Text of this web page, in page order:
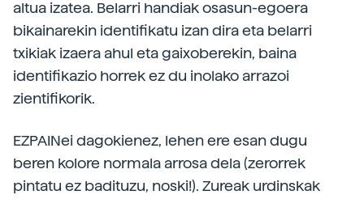
altua izatea. Belarri handiak osasun-egoera
bikainarekin identifikatu izan dira eta belarri
txikiak izaera ahul eta gaixoberekin, baina
identifikazio horrek ez du inolako arrazoi
zientifikorik.
EZPAINei dagokienez, lehen ere esan dugu
beren kolore normala arrosa dela (zerorrek
pintatu ez badituzu, noski!). Zureak urdinskak